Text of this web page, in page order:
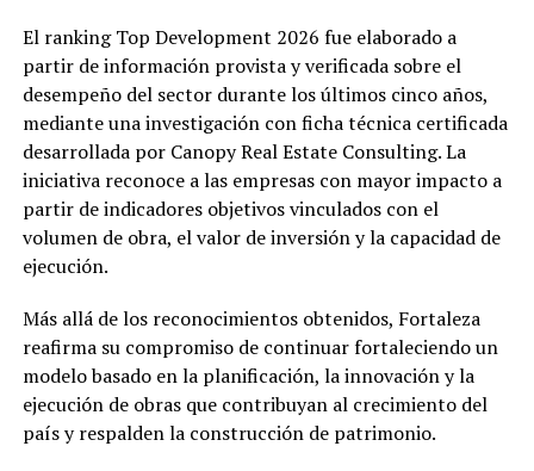
El ranking Top Development 2026 fue elaborado a
partir de información provista y verificada sobre el
desempeño del sector durante los últimos cinco años,
mediante una investigación con ficha técnica certificada
desarrollada por Canopy Real Estate Consulting. La
iniciativa reconoce a las empresas con mayor impacto a
partir de indicadores objetivos vinculados con el
volumen de obra, el valor de inversión y la capacidad de
ejecución.
Más allá de los reconocimientos obtenidos, Fortaleza
reafirma su compromiso de continuar fortaleciendo un
modelo basado en la planificación, la innovación y la
ejecución de obras que contribuyan al crecimiento del
país y respalden la construcción de patrimonio.